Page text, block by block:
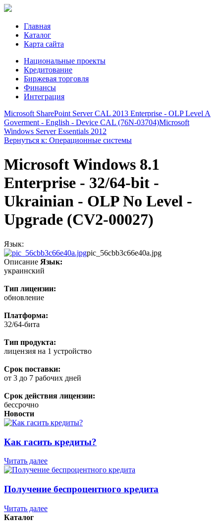
Главная
Каталог
Карта сайта
Национальные проекты
Кредитование
Биржевая торговля
Финансы
Интеграция
Microsoft SharePoint Server CAL 2013 Enterprise - OLP Level A
Goverment - English - Device CAL (76N-03704)Microsoft
Windows Server Essentials 2012
Вернуться к: Операционные системы
Microsoft Windows 8.1
Enterprise - 32/64-bit -
Ukrainian - OLP No Level -
Upgrade (CV2-00027)
Язык:
pic_56cbb3c66e40a.jpg
Описание Язык:
украинский
Тип лицензии:
обновление
Платформа:
32/64-бита
Тип продукта:
лицензия на 1 устройство
Срок поставки:
от 3 до 7 рабочих дней
Срок действия лицензии:
бессрочно
Новости
Как гасить кредиты?
Читать далее
Получение беспроцентного кредита
Читать далее
Каталог